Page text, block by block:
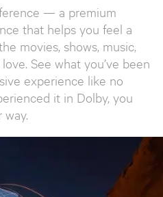
— a premium
that helps you feel a
movies, shows, music,
See what you’ve been
experience like no
it in Dolby, you